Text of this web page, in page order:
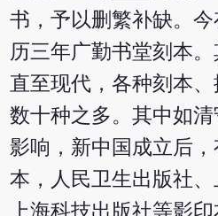
书，予以删繁补缺。
历三年广勤书堂刻本。
直至现代，各种刻本
数十种之多。其中如
影响，新中国成立后
本，人民卫生出版社、
上海科技出版社等影印